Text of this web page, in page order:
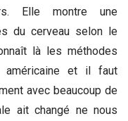
Elle montre une
du cerveau selon le
là les méthodes
américaine et il faut
avec beaucoup de
ait changé ne nous